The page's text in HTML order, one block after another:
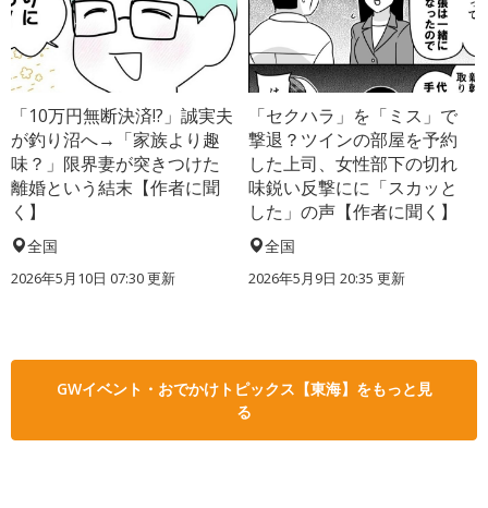
「10万円無断決済!?」誠実夫
が釣り沼へ→「家族より趣
味？」限界妻が突きつけた
離婚という結末【作者に聞
く】
全国
2026年5月10日 07:30 更新
「セクハラ」を「ミス」で
撃退？ツインの部屋を予約
した上司、女性部下の切れ
味鋭い反撃にに「スカッと
した」の声【作者に聞く】
全国
2026年5月9日 20:35 更新
GWイベント・おでかけトピックス【東海】をもっと見
る